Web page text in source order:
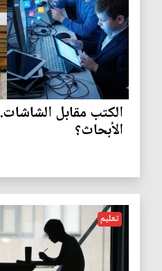
الكتب مقابل
الأبحاث؟
تعليم